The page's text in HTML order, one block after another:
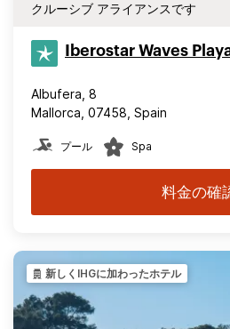
クルーシブ アライアンスです
Iberostar Waves
Albufera, 8
Mallorca, 07458, Spain
プール Spa
料金の確
新しくIHGに加わったホテル